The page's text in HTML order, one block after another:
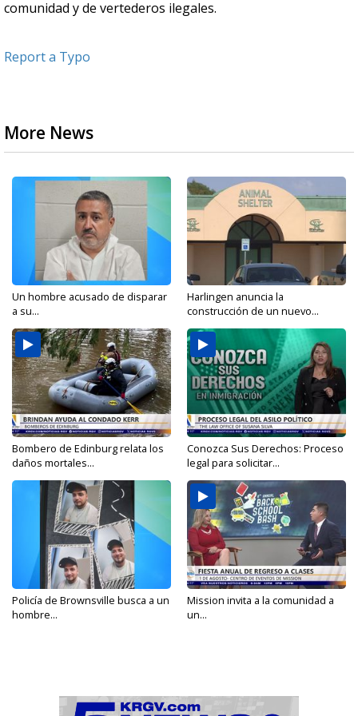
comunidad y de vertederos ilegales.
Report a Typo
More News
Un hombre acusado de disparar
a su...
Harlingen anuncia la
construcción de un nuevo...
Bombero de Edinburg relata los
daños mortales...
Conozca Sus Derechos: Proceso
legal para solicitar...
Policía de Brownsville busca a un
hombre...
Mission invita a la comunidad a
un...